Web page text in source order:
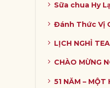
Sữa chua Hy
Đánh Thức Vị
LỊCH NGHỈ
CHÀO MỪNG
51 NĂM – MỘT